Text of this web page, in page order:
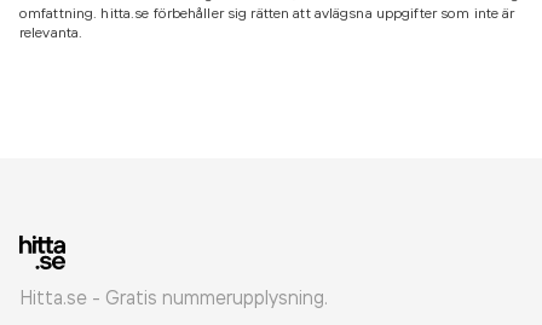
omfattning. hitta.se förbehåller sig rätten att avlägsna uppgifter som inte är
relevanta.
Hitta.se - Gratis nummerupplysning.